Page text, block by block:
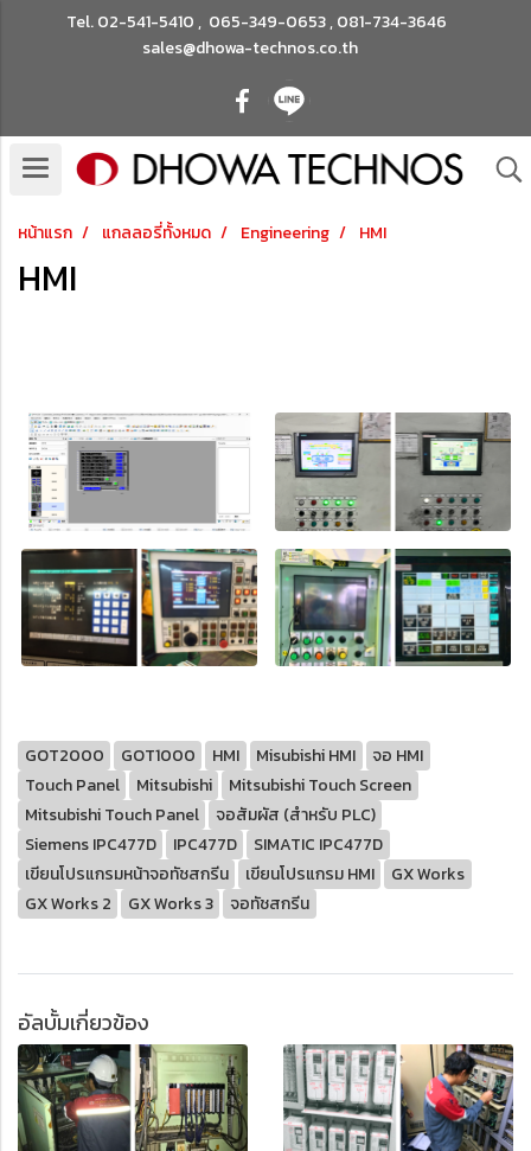
Tel.02-541-5410, 065-349-0653,081-734-3646
sales@dhowa-technos.co.th
หน้าแรก แกลลอรี่ทั้งหมด Engineering HMI
HMI
GOT2000 GOT1000 HMI Misubishi HMI
จอ HMI
Touch Panel
Mitsubishi
Mitsubishi Touch Screen
Mitsubishi Touch Panel
จอสัมผัส (สำหรับ PLC)
Siemens IPC477D
IPC477D
SIMATIC IPC477D
เขียนโปรแกรมหน้าจอทัชสกรีน
เขียนโปรแกรม HMI
GX Works
GX Works 2
GX Works 3 จอทัชสกรีน
อัลบั้มเกี่ยวข้อง